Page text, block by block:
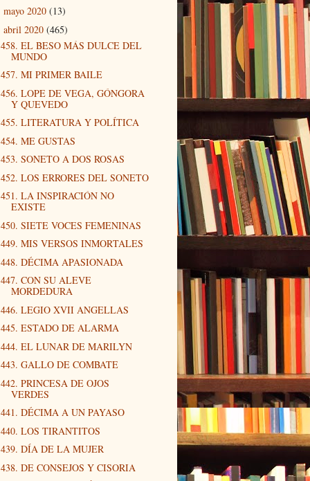
mayo 2020 (13)
abril 2020 (465)
458. EL BESO MÁS DULCE DEL
MUNDO
457. MI PRIMER BAILE
456. LOPE DE VEGA, GÓNGORA
Y QUEVEDO
455. LITERATURA Y POLÍTICA
454. ME GUSTAS
453. SONETO A DOS ROSAS
452. LOS ERRORES DEL SONETO
451. LA INSPIRACIÓN NO
EXISTE
450. SIETE VOCES FEMENINAS
449. MIS VERSOS INMORTALES
448. DÉCIMA APASIONADA
447. CON SU ALEVE
MORDEDURA
446. LEGIO XVII ANGELLAS
445. ESTADO DE ALARMA
444. EL LUNAR DE MARILYN
443. GALLO DE COMBATE
442. PRINCESA DE OJOS
VERDES
441. DÉCIMA A UN PAYASO
440. LOS TIRANTITOS
439. DÍA DE LA MUJER
438. DE CONSEJOS Y CISORIA